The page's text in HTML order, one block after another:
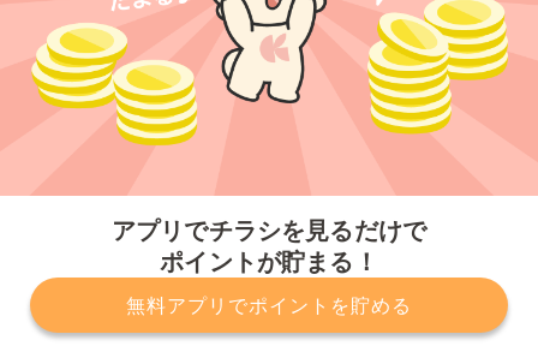
アプリでチラシを見るだけで
ポイントが貯まる！
無料アプリでポイントを貯める
プライバシーポリシー 利用規約
運営会社